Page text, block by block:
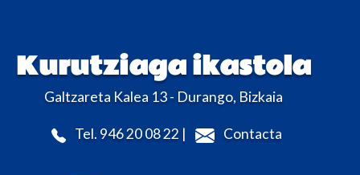
Kurutziaga ikastola
Galtzareta Kalea 13 - Durango, Bizkaia
Tel. 946 20 08 22 | Contacta